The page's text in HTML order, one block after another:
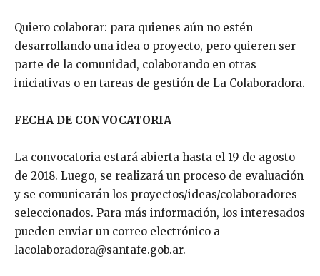
Quiero colaborar: para quienes aún no estén
desarrollando una idea o proyecto, pero quieren ser
parte de la comunidad, colaborando en otras
iniciativas o en tareas de gestión de La Colaboradora.
FECHA DE CONVOCATORIA
La convocatoria estará abierta hasta el 19 de agosto
de 2018. Luego, se realizará un proceso de evaluación
y se comunicarán los proyectos/ideas/colaboradores
seleccionados. Para más información, los interesados
pueden enviar un correo electrónico a
lacolaboradora@santafe.gob.ar.